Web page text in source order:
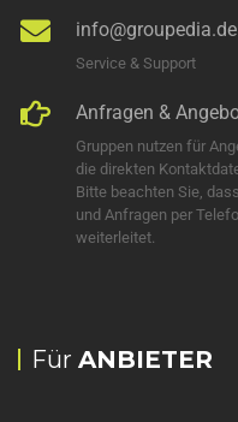
info@groupedia.de
Service & Support
Anfragen &
Gruppen nutzen für
die direkten
Bitte beachten Sie,
und Anfragen per
weiterleitet.
Für ANBIETER